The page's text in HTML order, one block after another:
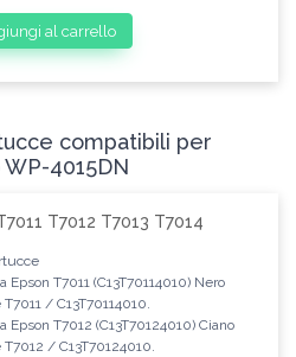
al carrello
compatibili per
4015DN
T7012 T7013 T7014
Epson T7011 (C13T70114010) Nero
/ C13T70114010.
Epson T7012 (C13T70124010) Ciano
/ C13T70124010.